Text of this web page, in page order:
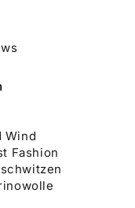
Wind
Fashion